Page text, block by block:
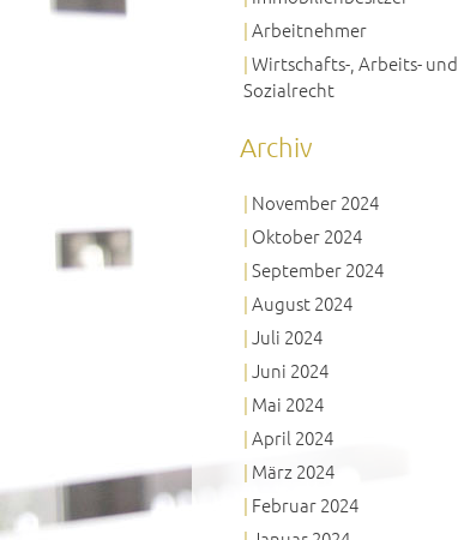
Arbeitnehmer
Wirtschafts-, Arbeits- und
Sozialrecht
Archiv
November 2024
Oktober 2024
September 2024
August 2024
Juli 2024
Juni 2024
Mai 2024
April 2024
März 2024
Februar 2024